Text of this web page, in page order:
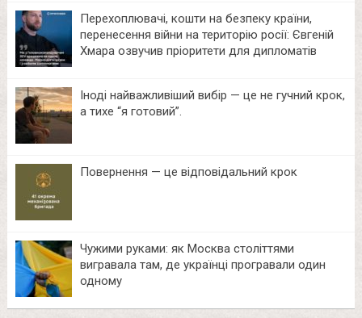
Перехоплювачі, кошти на безпеку країни,
перенесення війни на територію росії: Євгеній
Хмара озвучив пріоритети для дипломатів
Іноді найважливіший вибір — це не гучний крок,
а тихе “я готовий”.
Повернення — це відповідальний крок
Чужими руками: як Москва століттями
вигравала там, де українці програвали один
одному